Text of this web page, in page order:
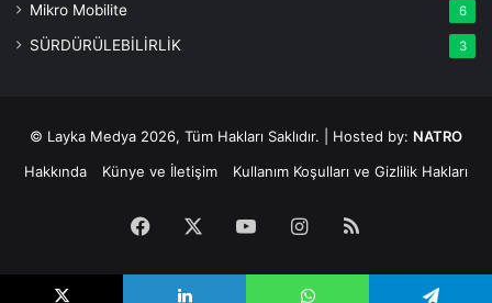
Mikro Mobilite 6
SÜRDÜRÜLEBİLİRLİK 3
© Layka Medya 2026, Tüm Hakları Saklıdır. | Hosted by: NATRO
Hakkında
Künye ve İletişim Kullanım Koşulları ve Gizlilik Hakları
Facebook YouTubeInstagram
RSS